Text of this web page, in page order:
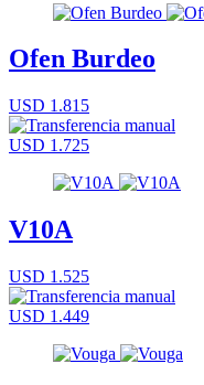
Ofen Burdeo
USD 1.815
USD 1.725
V10A
USD 1.525
USD 1.449